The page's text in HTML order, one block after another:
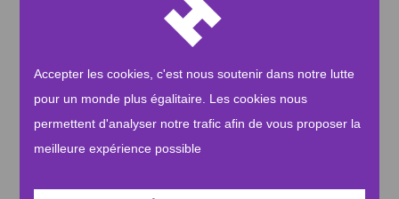
Accepter les cookies, c'est nous soutenir dans notre lutte
pour un monde plus égalitaire. Les cookies nous
permettent d'analyser notre trafic afin de vous proposer la
meilleure expérience possible
été gravement affectée par les crises et les conflits en cours.
Human Appeal France a donc voulu soutenir l’éducation sur le
en Palestine, au Maroc, au Yémen et en Somalie. Des kits
scolaires ont été distribués à 2682 élèves au total.
Soutien aux enfants Palestiniens
Les jeunes Palestiniens ont vécu une enfance plus que difficile.